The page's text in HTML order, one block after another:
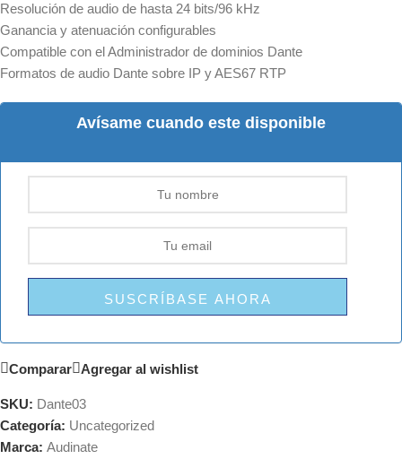
Resolución de audio de hasta 24 bits/96 kHz
Ganancia y atenuación configurables
Compatible con el Administrador de dominios Dante
Formatos de audio Dante sobre IP y AES67 RTP
Avísame cuando este disponible
SUSCRÍBASE AHORA
Comparar Agregar al wishlist
SKU: Dante03
Categoría: Uncategorized
Marca: Audinate